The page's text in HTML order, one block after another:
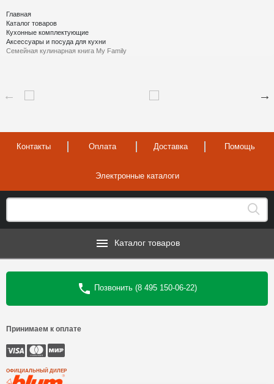
Главная
Каталог товаров
Кухонные комплектующие
Аксессуары и посуда для кухни
Семейная кулинарная книга My Family
Контакты Оплата Доставка Помощь
Электронные каталоги
Каталог товаров
Позвонить (8 495 150-06-22)
Принимаем к оплате
ОФИЦИАЛЬНЫЙ ДИЛЕР